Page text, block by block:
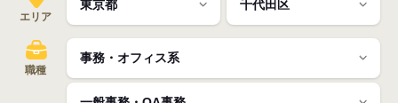
エリア
職種